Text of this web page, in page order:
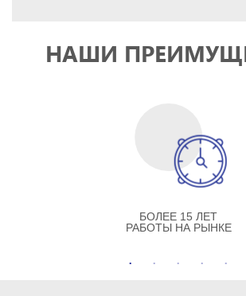
НАШИ
БОЛЕЕ 15 ЛЕТ
РАБОТЫ НА РЫНКЕ